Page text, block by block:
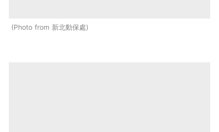
Photo from 新北動保處